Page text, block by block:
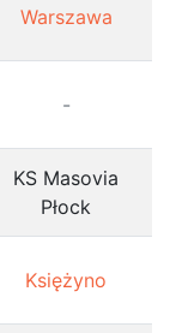
Warszawa
-
KS Masovia
Płock
Księżyno